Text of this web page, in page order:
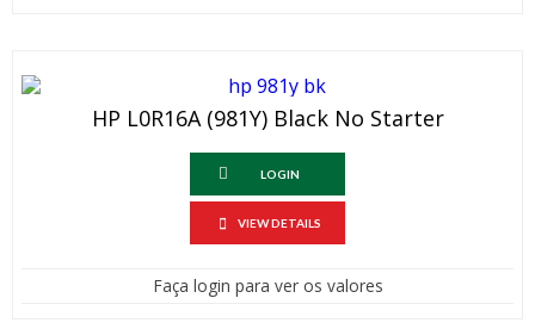
HP L0R16A (981Y) Black No Starter
LOGIN
VIEW DETAILS
Faça login para ver os valores